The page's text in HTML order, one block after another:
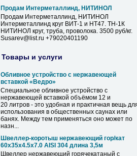
Продам Интерметаллинд, НИТИНОЛ
Продам Интерметаллинд, НИТИНОЛ
Интерметаллинд круг ВИТ-1 и НТ47. ТН-1К
НИТИНОЛ круг, труба, проволока. 3500 руб/кг.
Susarev@list.ru +79020401190
Товары и услуги
Обливное устройство с нержавеющей
вставкой «Ведро»
Специальное обливное устройство с
нержавеющей вставкой объёмом 12 и
20 литров - это удобная и практичная вещь
использования в общественных саунах или
банях. Между тем применяться оно может по
назн...
Швеллер-коротыш нержавеющий гор/кат
60х35х4.5х7.0 AISI 304 длина 3,5м
Швеллер нержавеющий горячекатаный с